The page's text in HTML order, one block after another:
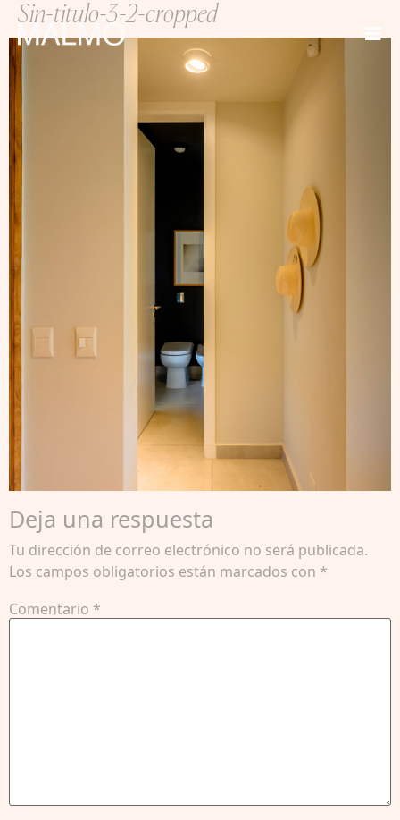
Sin-titulo-3-2-cropped
Deja una respuesta
Tu dirección de correo electrónico no será publicada.
Los campos obligatorios están marcados con *
Comentario *